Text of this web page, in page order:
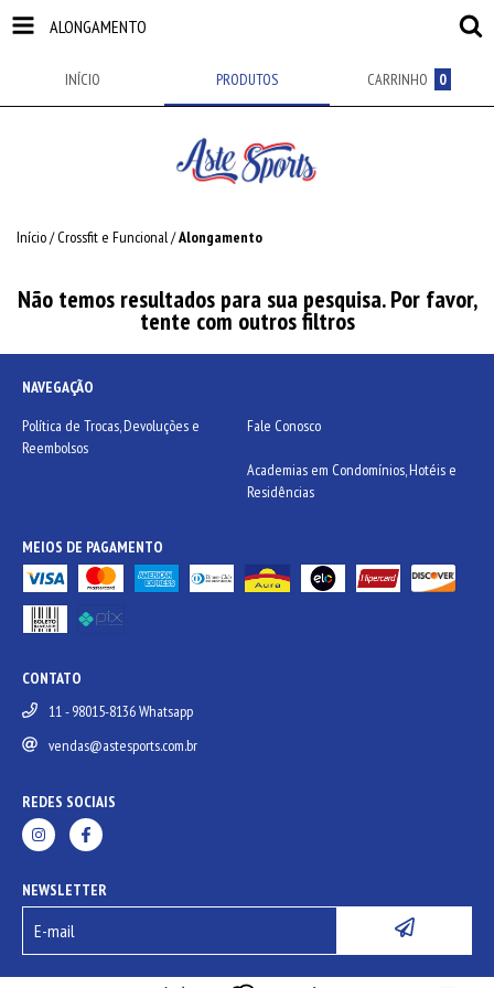
ALONGAMENTO
INÍCIO PRODUTOS CARRINHO 0
Início/ Crossfit e Funcional/Alongamento
Não temos resultados para sua pesquisa. Por favor,
tente com outros filtros
NAVEGAÇÃO
Política de Trocas, Devoluções e
Reembolsos
Fale Conosco
Academias em Condomínios, Hotéis e
Residências
MEIOS DE PAGAMENTO
CONTATO
11 - 98015-8136 Whatsapp
vendas@astesports.com.br
REDES SOCIAIS
NEWSLETTER